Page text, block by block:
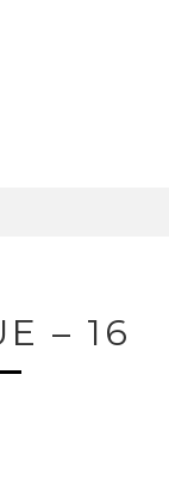
– 16